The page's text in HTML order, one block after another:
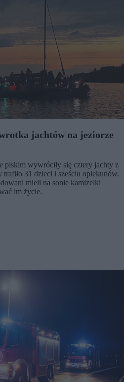
jachtów na jeziorze
piskim wywróciły się cztery jachty z
31 dzieci i sześciu opiekunów.
mieli na sonie kamizelki
im życie.